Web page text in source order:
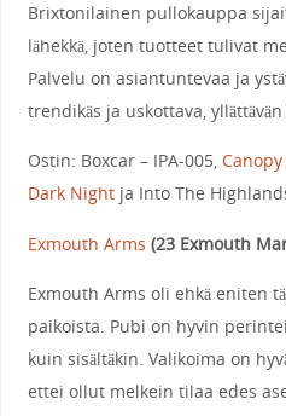
Brixtonilainen pullokauppa
lähekkä, joten tuotteet tulivat
Palvelu on asiantuntevaa ja
trendikäs ja uskottava,
Ostin: Boxcar – IPA-005,
Dark Nightja Into The
Exmouth Arms (23 Exmouth
Exmouth Arms oli ehkä eniten
paikoista. Pubi on hyvin
kuin sisältäkin. Valikoima on
ettei ollut melkein tilaa edes